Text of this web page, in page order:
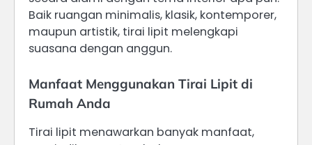
Baik ruangan minimalis, klasik, kontemporer,
maupun artistik, tirai lipit melengkapi
suasana dengan anggun.
Manfaat Menggunakan Tirai Lipit di
Rumah Anda
Tirai lipit menawarkan banyak manfaat,